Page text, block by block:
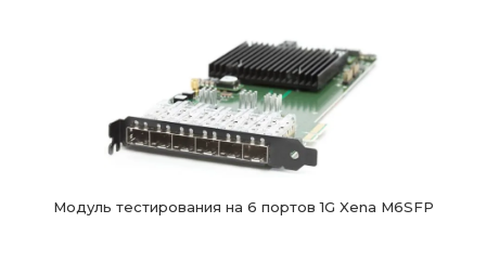
Модуль тестирования на 6 портов 1G Xena M6SFP